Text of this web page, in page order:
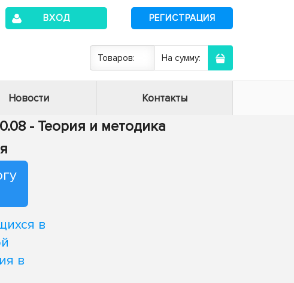
ВХОД РЕГИСТРАЦИЯ
Товаров: На сумму:
Новости Контакты
- Теория и методика
в
в